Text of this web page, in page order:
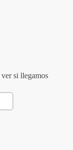
si llegamos